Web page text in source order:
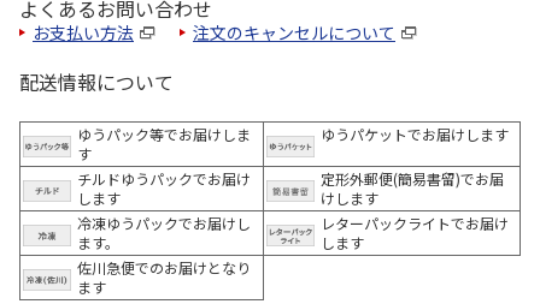
よくあるお問い合わせ
お支払い方法 注文のキャンセルについて
配送情報について
ゆうパック等でお届けしま
す
ゆうパケットでお届けします
チルドゆうパックでお届け
します
定形外郵便(簡易書留)でお届
けします
冷凍ゆうパックでお届けし
ます。
レターパックライトでお届け
します
佐川急便でのお届けとなり
ます